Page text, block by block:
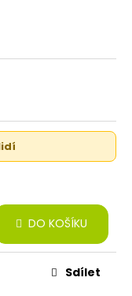
DO KOŠÍKU
Sdílet